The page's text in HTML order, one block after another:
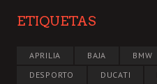
ETIQUETAS
APRILIA BAJA BMW
DESPORTO
DUCATI